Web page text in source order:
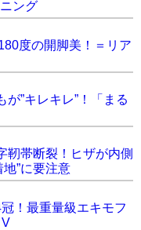
ング
度の開脚美！＝リア
が”キレキレ”！「まる
靭帯断裂！ヒザが内側
”に要注意
！最重量級エキモフ